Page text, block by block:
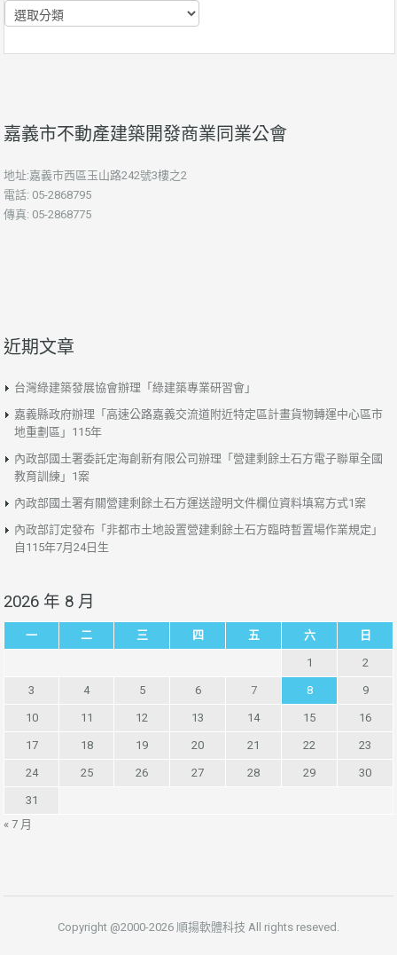
分
類
嘉義市不動產建築開發商業同業公會
地址:嘉義市西區玉山路242號3樓之2
電話: 05-2868795
傳真: 05-2868775
近期文章
台灣綠建築發展協會辦理「綠建築專業研習會」
嘉義縣政府辦理「高速公路嘉義交流道附近特定區計畫貨物轉運中心區市
地重劃區」115年
內政部國土署委託定海創新有限公司辦理「營建剩餘土石方電子聯單全國
教育訓練」1案
內政部國土署有關營建剩餘土石方運送證明文件欄位資料填寫方式1案
內政部訂定發布「非都市土地設置營建剩餘土石方臨時暫置場作業規定」
自115年7月24日生
2026 年 8 月
一 二 三 四 五 六 日
1 2
3 4 5 6 7 8 9
10 11 12 13 14 15 16
17 18 19 20 21 22 23
24 25 26 27 28 29 30
31
« 7 月
Copyright @2000-2026 順揚軟體科技 All rights reseved.